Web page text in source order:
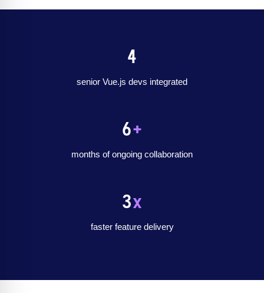
4
senior Vue.js devs integrated
6+
months of ongoing collaboration
3x
faster feature delivery